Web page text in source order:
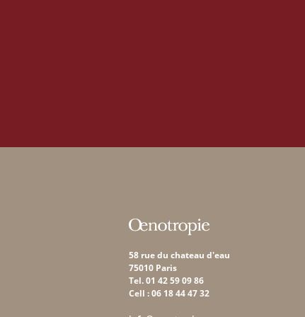
58 rue du chateau d'eau
75010 Paris
Tel. 01 42 59 09 86
Cell : 06 18 44 47 32